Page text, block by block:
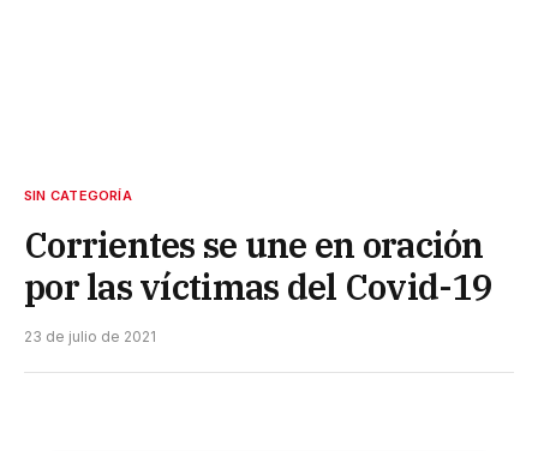
SIN CATEGORÍA
Corrientes se une en oración
por las víctimas del Covid-19
23 de julio de 2021